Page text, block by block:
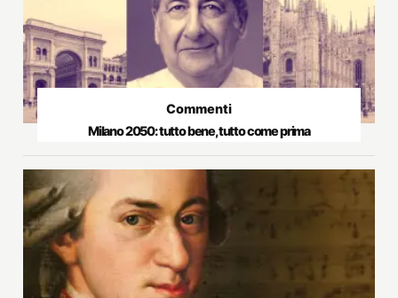
Commenti
Milano 2050: tutto bene, tutto come prima